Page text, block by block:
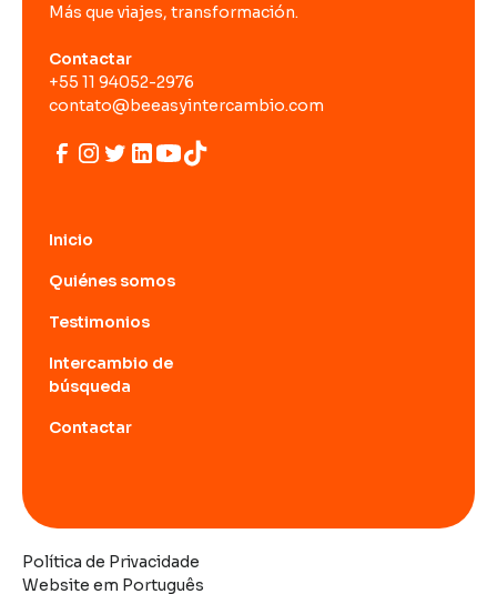
Más que viajes, transformación.
Contactar
+55 11 94052-2976
contato@beeasyintercambio.com
Inicio
Quiénes somos
Testimonios
Intercambio de
búsqueda
Contactar
Website em Português
Política de Privacidade